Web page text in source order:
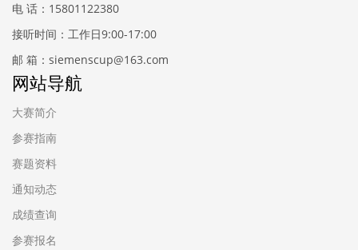
电 话：15801122380
接听时间：工作日9:00-17:00
邮 箱：siemenscup@163.com
网站导航
大赛简介
参赛指南
赛题资料
通知动态
成绩查询
参赛报名